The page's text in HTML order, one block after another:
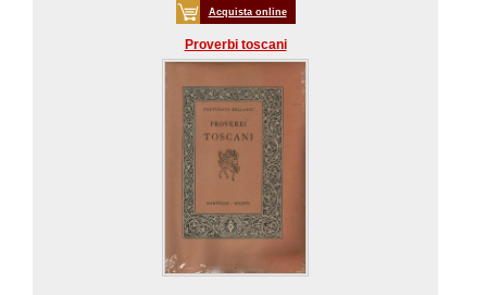
Acquista online
Proverbi toscani